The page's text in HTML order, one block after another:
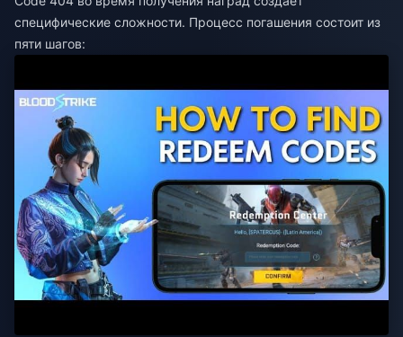
специфические сложности. Процесс погашения состоит из
пяти шагов: